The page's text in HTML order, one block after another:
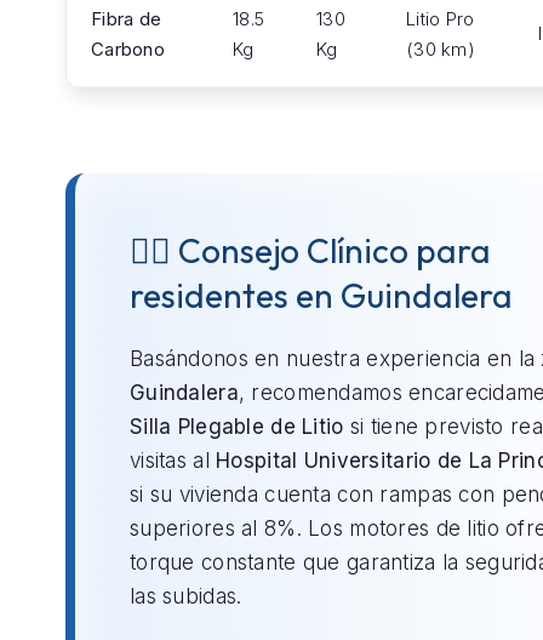
Fibra de
Carbono
18.5
Kg
130
Kg
Litio Pro
(30 km)
👨‍⚕️ Consejo Clínico para
residentes en Guindalera
Basándonos en nuestra experiencia en la
Guindalera, recomendamos
Silla Plegable de Litio si tiene previsto
visitas al Hospital Universitario de La
si su vivienda cuenta con rampas con
superiores al 8%. Los motores de litio
torque constante que garantiza la
las subidas.